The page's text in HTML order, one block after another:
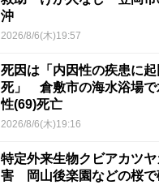
沖
2026/8/6(木)19:57
死因は「内因性の疾患に
死」 倉敷市の海水浴場
性(69)死亡
2026/8/6(木)19:16
特定外来生物クビアカツ
害 岡山後楽園などの桜